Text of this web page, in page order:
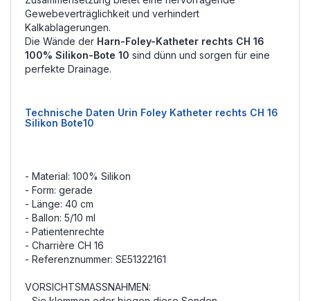
Gewebeverträglichkeit und verhindert
Kalkablagerungen.
Die Wände der Harn-Foley-Katheter rechts CH 16
100% Silikon-Bote 10 sind dünn und sorgen für eine
perfekte Drainage.
Technische Daten Urin Foley Katheter rechts CH 16
Silikon Bote10
- Material: 100% Silikon
- Form: gerade
- Länge: 40 cm
- Ballon: 5/10 ml
- Patientenrechte
- Charrière CH 16
- Referenznummer: SE51322161
VORSICHTSMASSNAHMEN: